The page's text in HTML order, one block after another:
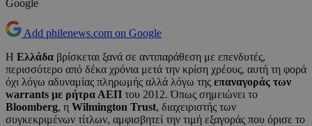
Google
Add philenews.com on Google
Η Ελλάδα βρίσκεται ξανά σε αντιπαράθεση με επενδυτές,
περισσότερο από δέκα χρόνια μετά την κρίση χρέους, αυτή τη φορά
όχι λόγω αδυναμίας πληρωμής αλλά λόγω της επαναγοράς των
warrants με ρήτρα ΑΕΠ του 2012. Όπως σημειώνει το
Bloomberg, η Wilmington Trust, διαχειριστής των
συγκεκριμένων τίτλων, αμφισβητεί την τιμή εξαγοράς που όρισε το